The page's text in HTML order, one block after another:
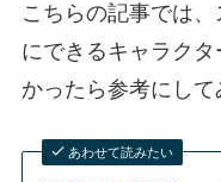
こちらの記事では
にできるキャラク
かったら参考にして
あわせて読みたい